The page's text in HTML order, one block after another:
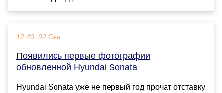
12:40, 02 Сен
Появились первые фотографии
обновленной Hyundai Sonata
Hyundai Sonata уже не первый год прочат отставку